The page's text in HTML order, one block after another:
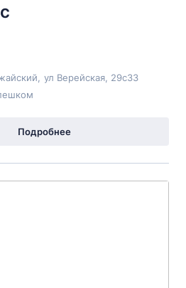
ул Верейская , 29с33
Подробнее